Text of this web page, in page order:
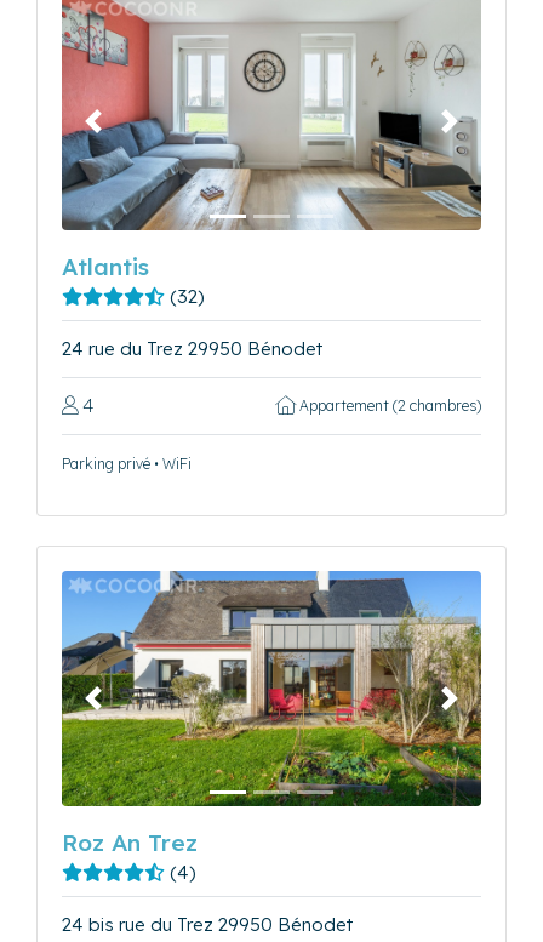
Précédent Suivant
Atlantis
(32)
24 rue du Trez 29950 Bénodet
4 Appartement (2 chambres)
Parking privé • WiFi
Précédent Suivant
Roz An Trez
(4)
24 bis rue du Trez 29950 Bénodet